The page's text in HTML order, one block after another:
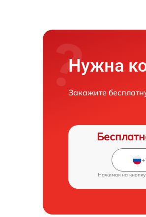
Нужна
Закажите
Нажимая на